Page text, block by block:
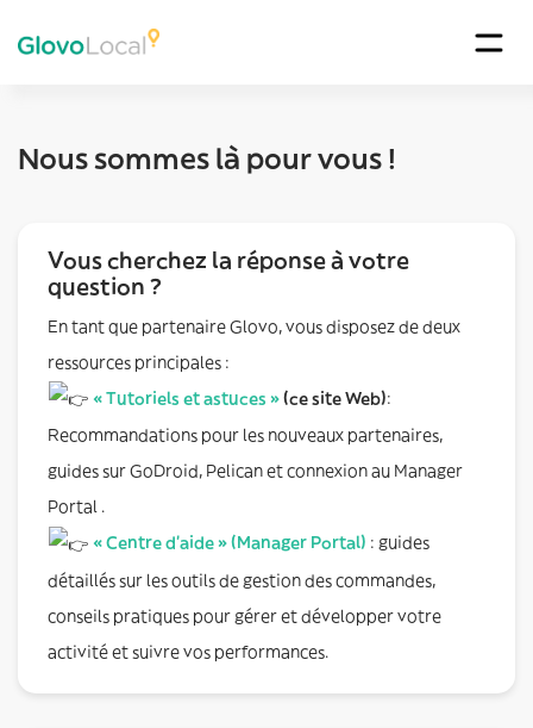
Nous sommes là pour vous !
Vous cherchez la réponse à votre
question ?
En tant que partenaire Glovo, vous disposez de deux
ressources principales :
« Tutoriels et astuces »(ce site Web):
Recommandations pour les nouveaux partenaires,
guides sur GoDroid, Pelican et connexion au Manager
Portal .
« Centre d’aide » (Manager Portal) : guides
détaillés sur les outils de gestion des commandes,
conseils pratiques pour gérer et développer votre
activité et suivre vos performances.